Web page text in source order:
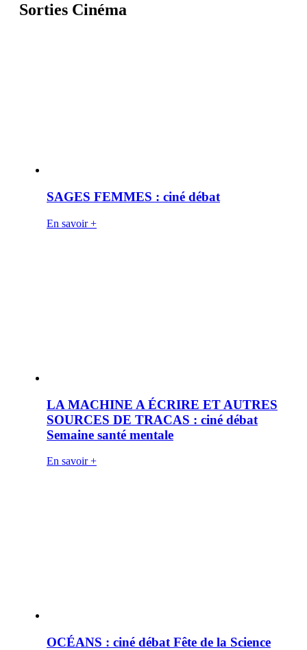
Sorties Cinéma
SAGES FEMMES : ciné débat
En savoir +
LA MACHINE A ÉCRIRE ET AUTRES
SOURCES DE TRACAS : ciné débat
Semaine santé mentale
En savoir +
OCÉANS : ciné débat Fête de la Science